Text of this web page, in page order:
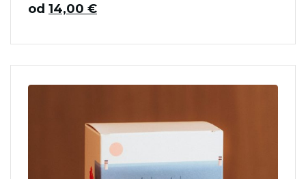
od 14,00 €